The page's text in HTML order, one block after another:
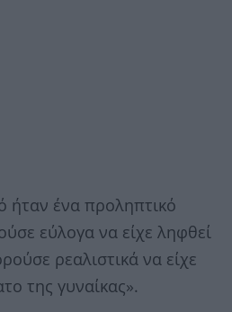
ήταν ένα προληπτικό
εύλογα να είχε ληφθεί
ρεαλιστικά να είχε
της γυναίκας».